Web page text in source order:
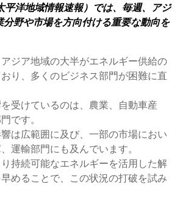
平洋地域情報速報）では、毎週、アジ
分野や市場を方向付ける重要な動向を
ジア地域の大半がエネルギー供給の
り、多くのビジネス部門が困難に直
受けているのは、農業、自動車産
です。
は広範囲に及び、一部の市場におい
運輸部門にも及んでいます。
持続可能なエネルギーを活用した解
めることで、この状況の打破を試み